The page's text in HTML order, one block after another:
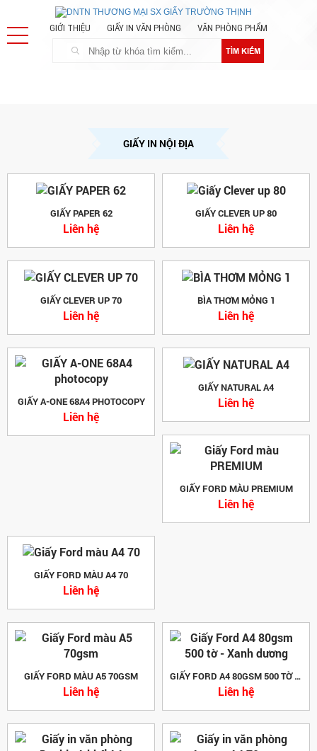
GIỚI THIỆU GIẤY IN VĂN PHÒNG VĂN PHÒNG PHẨM
TÌM KIẾM
GIẤY IN NỘI ĐỊA
GIẤY PAPER 62
Liên hệ
GIẤY CLEVER UP 80
Liên hệ
GIẤY CLEVER UP 70
Liên hệ
BÌA THƠM MỎNG 1
Liên hệ
GIẤY A-ONE 68A4 PHOTOCOPY
Liên hệ
GIẤY NATURAL A4
Liên hệ
GIẤY FORD MÀU PREMIUM
Liên hệ
GIẤY FORD MÀU A4 70
Liên hệ
GIẤY FORD MÀU A5 70GSM
Liên hệ
GIẤY FORD A4 80GSM 500 TỜ - XANH DƯƠNG
Liên hệ